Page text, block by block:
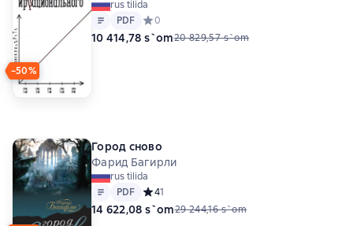
−50%
rus tilida
Matn
PDF
PDF Средний рейтинг 0 на основе 0 оценок
0
10 414,78 s`om20 829,57 s`om
Город сново
Фарид Багирли
rus tilida
Matn
PDF
PDF Средний рейтинг 4 на основе 1 оценок
41
14 622,08 s`om29 244,16 s`om